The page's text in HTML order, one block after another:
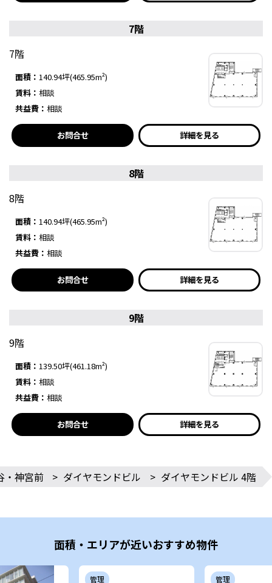
7階
7階
面積： 140.94坪(465.95m²)
賃料： 相談
共益費： 相談
お問合せ 詳細を見る
8階
8階
面積： 140.94坪(465.95m²)
賃料： 相談
共益費： 相談
お問合せ 詳細を見る
9階
9階
面積： 139.50坪(461.18m²)
賃料： 相談
共益費： 相談
お問合せ 詳細を見る
・神宮前 > ダイヤモンドビル > ダイヤモンドビル 4階
面積・エリアが近いおすすめ物件
管理 管理